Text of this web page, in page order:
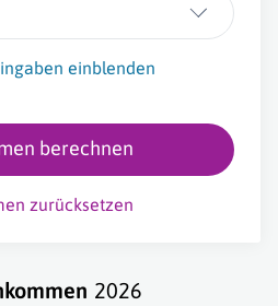
einblenden
berechnen
zurücksetzen
2026